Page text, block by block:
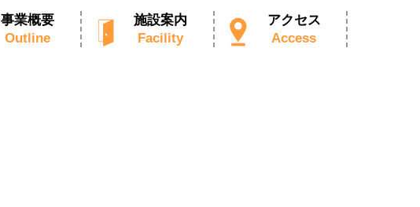
事業概要
Outline
施設案内
Facility
アクセス
Access